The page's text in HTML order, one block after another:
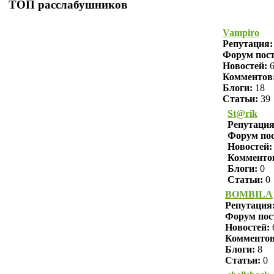
ТОП расслабушников
Vampiro
Форум
Новостей:
Блоги: 18
Статьи: 39
St@rik
Форум
Новостей:
Блоги: 0
Статьи: 0
BOMBILA
Форум
Новостей:
Блоги: 8
Статьи: 0